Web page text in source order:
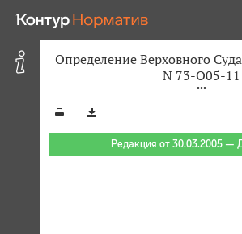
Определение Верховного
N 73-О05-11
Редакция от 30.03.2005 —